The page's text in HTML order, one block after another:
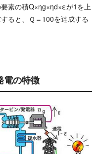
素の積Q×ηg×ηd×εが1を上
ると、Ｑ＝100を達成する
の 特 徴